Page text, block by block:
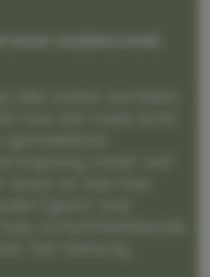
voor ouders met